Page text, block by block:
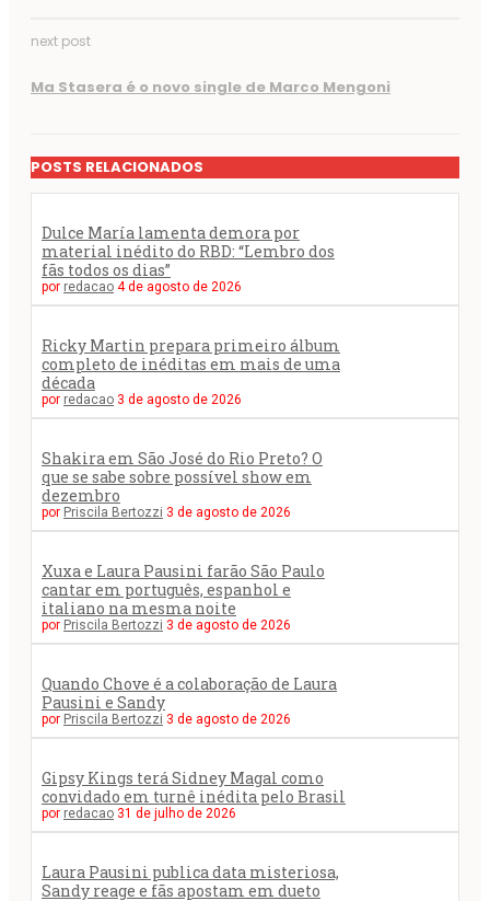
next post
Ma Stasera é o novo single de Marco Mengoni
POSTS RELACIONADOS
Dulce María lamenta demora por
material inédito do RBD: “Lembro dos
fãs todos os dias”
por redacao 4 de agosto de 2026
Ricky Martin prepara primeiro álbum
completo de inéditas em mais de uma
década
por redacao 3 de agosto de 2026
Shakira em São José do Rio Preto? O
que se sabe sobre possível show em
dezembro
por Priscila Bertozzi 3 de agosto de 2026
Xuxa e Laura Pausini farão São Paulo
cantar em português, espanhol e
italiano na mesma noite
por Priscila Bertozzi 3 de agosto de 2026
Quando Chove é a colaboração de Laura
Pausini e Sandy
por Priscila Bertozzi 3 de agosto de 2026
Gipsy Kings terá Sidney Magal como
convidado em turnê inédita pelo Brasil
por redacao 31 de julho de 2026
Laura Pausini publica data misteriosa,
Sandy reage e fãs apostam em dueto